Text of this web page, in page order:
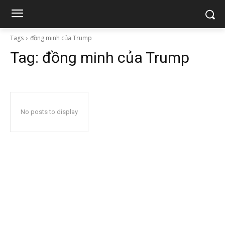
Tags đồng minh của Trump
Tag: đồng minh của Trump
No posts to display